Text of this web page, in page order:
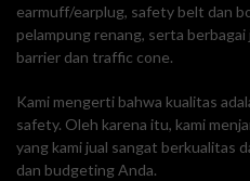
earmuff/earplug, safety belt dan
pelampung renang, serta
barrier dan traffic cone.
Kami mengerti bahwa kualitas
safety. Oleh karena itu, kami
yang kami jual sangat berkualitas
dan budgeting Anda.